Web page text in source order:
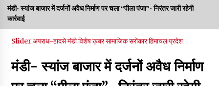
नेता प्रतिपक्ष जयराम के आरोप निराधार, सबूत हैं तो सार्वजनिक करें: नरेश
चौहान
05/08/2026
मंडी- स्यांज बाजार में दर्जनों अवैध निर्माण पर चला “पीला पंजा”- निरंतर जारी रहेगी
कार्रवाई
Sliderअपराध-हादसेमंडीविशेष ख़बरसामाजिक सरोकारहिमाचल प्रदेश
मंडी- स्यांज बाजार में दर्जनों अवैध निर्माण